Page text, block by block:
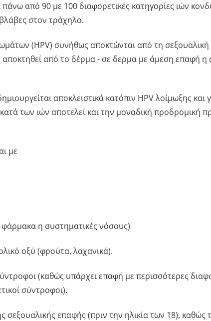
πάνω από 90 με 100 διαφορετικές κατηγορίες ιών
στον τράχηλο.
(HPV) συνήθως αποκτώνται από τη
αποκτηθεί από το δέρμα - σε δερμα με άμεση επαφή
αποκλειστικά κατόπιν HPV λοίμωξης και
των ιών αποτελεί και την μοναδική προδρομική
με
η συστηματικές νόσους)
οξύ (φρούτα, λαχανικά).
(καθώς υπάρχει επαφή με περισσότερες
σύντροφοι).
σεξουαλικής επαφής (πριν την ηλικία των 18), καθώς